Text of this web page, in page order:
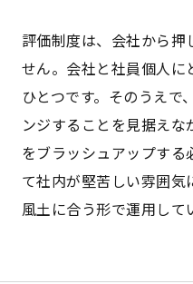
評価制度は、会社から押
せん。会社と社員個人に
ひとつです。そのうえで
ンジすることを見据え
をブラッシュアップする
て社内が堅苦しい雰囲
風土に合う形で運用して